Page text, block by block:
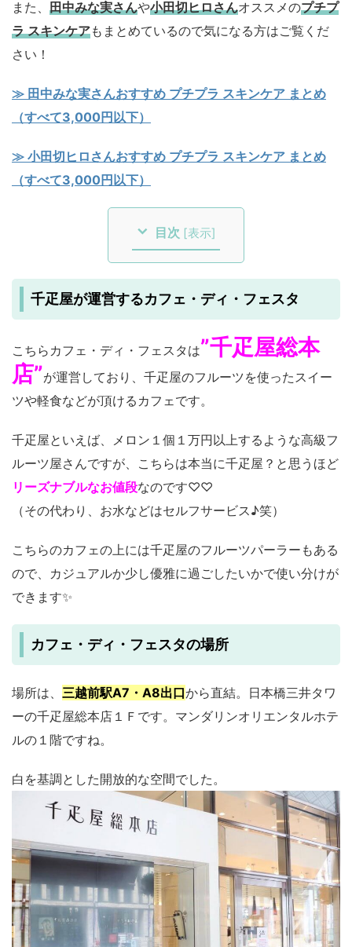
また、 田中みな実さんや小田切ヒロさんオススメのプチプ
ラ スキンケアもまとめているので気になる方はご覧くだ
さい！
≫ 田中みな実さんおすすめ プチプラ スキンケア まとめ
（すべて3,000円以下）
≫ 小田切ヒロさんおすすめ プチプラ スキンケア まとめ
（すべて3,000円以下）
目次 [表示]
千疋屋が運営するカフェ・ディ・フェスタ
こちらカフェ・ディ・フェスタは”千疋屋総本
店”が運営しており、千疋屋のフルーツを使ったスイー
ツや軽食などが頂けるカフェです。
千疋屋といえば、メロン１個１万円以上するような高級フ
ルーツ屋さんですが、こちらは本当に千疋屋？と思うほど
リーズナブルなお値段なのです♡♡
（その代わり、お水などはセルフサービス♪笑）
こちらのカフェの上には千疋屋のフルーツパーラーもある
ので、カジュアルか少し優雅に過ごしたいかで使い分けが
できます✨
カフェ・ディ・フェスタの場所
場所は、 三越前駅A7・A8出口から直結。日本橋三井タワ
ーの千疋屋総本店１Ｆです。マンダリンオリエンタルホテ
ルの１階ですね。
白を基調とした開放的な空間でした。